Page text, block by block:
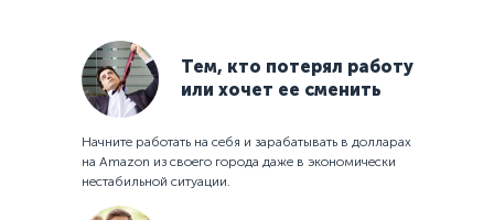
Тем, кто потерял работу
или хочет ее сменить
Начните работать на себя и зарабатывать в долларах
на Amazon из своего города даже в экономически
нестабильной ситуации.